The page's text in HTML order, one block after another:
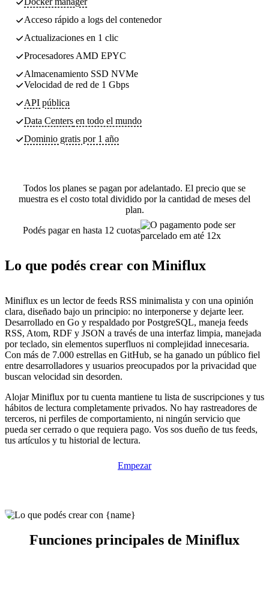
Acceso rápido a logs del contenedor
Actualizaciones en 1 clic
Procesadores AMD EPYC
Almacenamiento SSD NVMe
Velocidad de red de 1 Gbps
API pública
Data Centers en todo el mundo
Dominio gratis por 1 año
Todos los planes se pagan por adelantado. El precio que se
muestra es el costo total dividido por la cantidad de meses del
plan.
Podés pagar en hasta 12 cuotas
Lo que podés crear con Miniflux
Miniflux es un lector de feeds RSS minimalista y con una opinión
clara, diseñado bajo un principio: no interponerse y dejarte leer.
Desarrollado en Go y respaldado por PostgreSQL, maneja feeds
RSS, Atom, RDF y JSON a través de una interfaz limpia, manejada
por teclado, sin elementos superfluos ni complejidad innecesaria.
Con más de 7.000 estrellas en GitHub, se ha ganado un público fiel
entre desarrolladores y usuarios preocupados por la privacidad que
buscan velocidad sin desorden.
Alojar Miniflux por tu cuenta mantiene tu lista de suscripciones y tus
hábitos de lectura completamente privados. No hay rastreadores de
terceros, ni perfiles de comportamiento, ni ningún servicio que
pueda ser cerrado o que requiera pago. Vos sos dueño de tus feeds,
tus artículos y tu historial de lectura.
Empezar
Funciones principales de Miniflux